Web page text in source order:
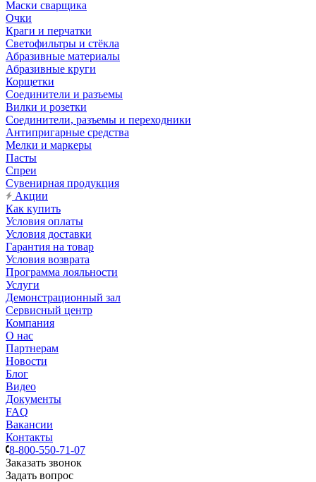
Маски сварщика
Очки
Краги и перчатки
Светофильтры и стёкла
Абразивные материалы
Абразивные круги
Корщетки
Соединители и разъемы
Вилки и розетки
Соединители, разъемы и переходники
Антипригарные средства
Мелки и маркеры
Пасты
Спреи
Сувенирная продукция
Акции
Как купить
Условия оплаты
Условия доставки
Гарантия на товар
Условия возврата
Программа лояльности
Услуги
Демонстрационный зал
Сервисный центр
Компания
О нас
Партнерам
Новости
Блог
Видео
Документы
FAQ
Вакансии
Контакты
8-800-550-71-07
Заказать звонок
Задать вопрос